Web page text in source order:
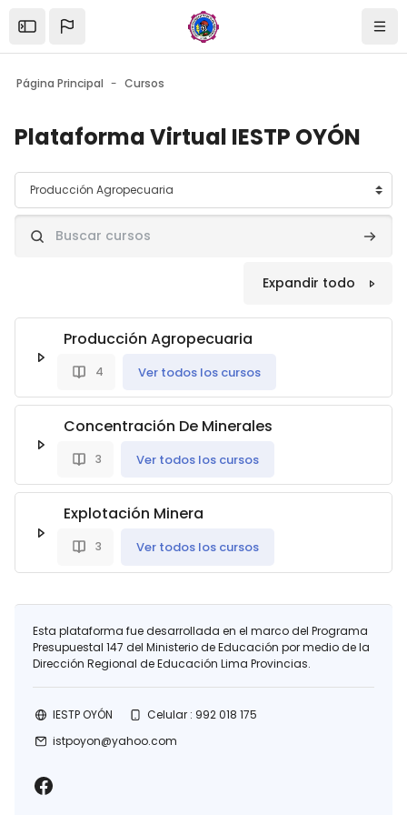
Página Principal Cursos
Plataforma Virtual IESTP OYÓN
Categorías
Buscar cursos
Expandir todo
Producción Agropecuaria
4 Ver todos los cursos
Concentración De Minerales
3 Ver todos los cursos
Explotación Minera
3 Ver todos los cursos
Esta plataforma fue desarrollada en el marco del Programa
Presupuestal 147 del Ministerio de Educación por medio de la
Dirección Regional de Educación Lima Provincias.
IESTP OYÓN
Celular : 992 018 175
istpoyon@yahoo.com